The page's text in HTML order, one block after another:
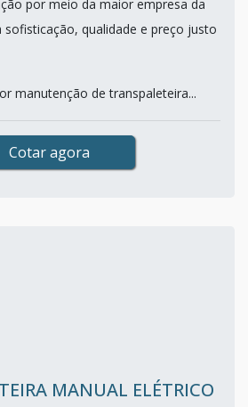
por meio da maior empresa da
qualidade e preço justo
manutenção de transpaleteira...
Cotar agora
MANUAL ELÉTRICO